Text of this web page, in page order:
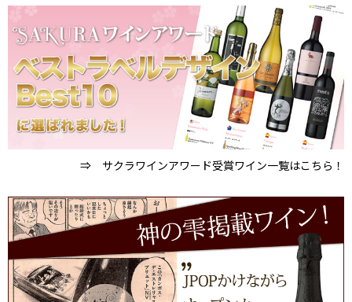
⇒ サクラワインアワード受賞ワイン一覧はこちら！